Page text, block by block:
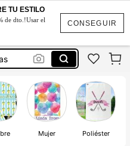
CONSEGUIR
TU ESTILO
de dto.!Usar el
Toalla De Baño Personalizada
Mujer Poliéster